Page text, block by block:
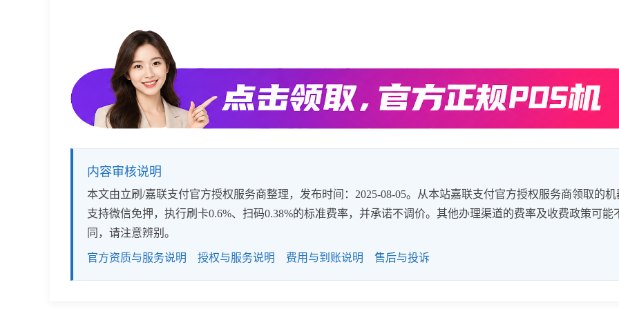
内容审核说明
本文由立刷/嘉联支付官方授权服务商整理，发布时间：2025-08-05。从本站嘉联支付官方授权服务商领取的机
支持微信免押，执行刷卡0.6%、扫码0.38%的标准费率，并承诺不调价。其他办理渠道的费率及收费政策可能
同，请注意辨别。
官方资质与服务说明 授权与服务说明 费用与到账说明 售后与投诉